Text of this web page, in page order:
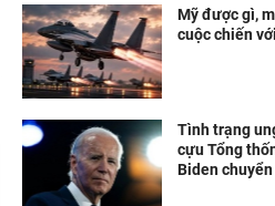
Mỹ được gì,
cuộc chiến
Tình trạng
cựu Tổng
Biden